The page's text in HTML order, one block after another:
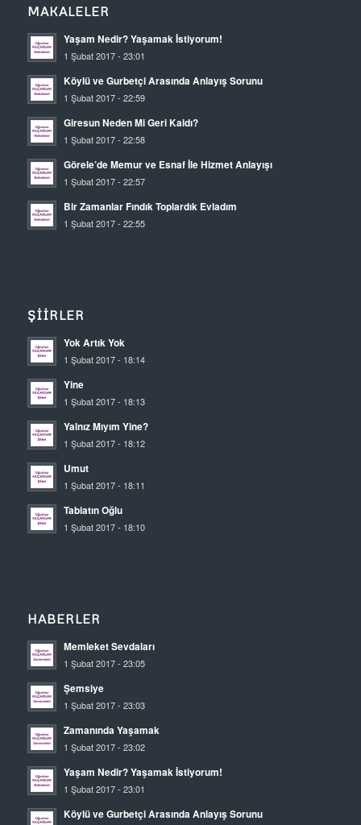
MAKALELER
Yaşam Nedir? Yaşamak İstiyorum!
1 Şubat 2017 - 23:01
Köylü ve Gurbetçi Arasında Anlayış Sorunu
1 Şubat 2017 - 22:59
Giresun Neden Mi Geri Kaldı?
1 Şubat 2017 - 22:58
Görele’de Memur ve Esnaf İle Hizmet Anlayışı
1 Şubat 2017 - 22:57
Bir Zamanlar Fındık Toplardık Evladım
1 Şubat 2017 - 22:55
ŞIIRLER
Yok Artık Yok
1 Şubat 2017 - 18:14
Yine
1 Şubat 2017 - 18:13
Yalnız Mıyım Yine?
1 Şubat 2017 - 18:12
Umut
1 Şubat 2017 - 18:11
Tabiatın Oğlu
1 Şubat 2017 - 18:10
HABERLER
Memleket Sevdaları
1 Şubat 2017 - 23:05
Şemsiye
1 Şubat 2017 - 23:03
Zamanında Yaşamak
1 Şubat 2017 - 23:02
Yaşam Nedir? Yaşamak İstiyorum!
1 Şubat 2017 - 23:01
Köylü ve Gurbetçi Arasında Anlayış Sorunu